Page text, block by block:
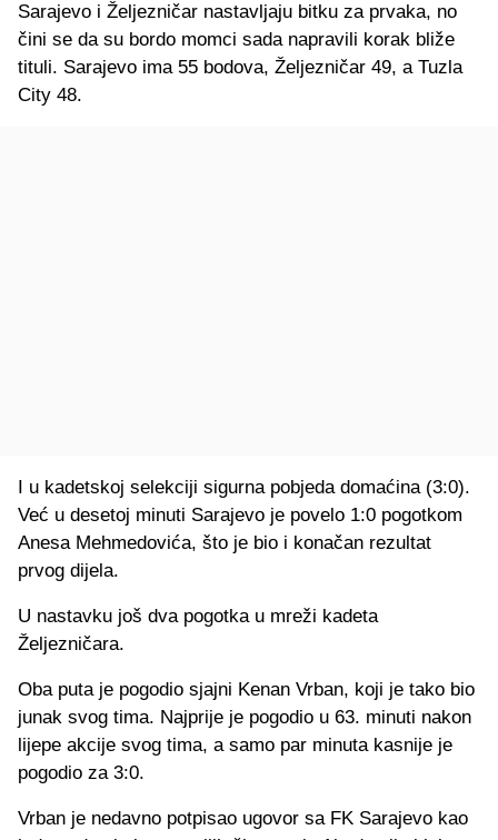
Sarajevo i Željezničar nastavljaju bitku za prvaka, no
čini se da su bordo momci sada napravili korak bliže
tituli. Sarajevo ima 55 bodova, Željezničar 49, a Tuzla
City 48.
I u kadetskoj selekciji sigurna pobjeda domaćina (3:0).
Već u desetoj minuti Sarajevo je povelo 1:0 pogotkom
Anesa Mehmedovića, što je bio i konačan rezultat
prvog dijela.
U nastavku još dva pogotka u mreži kadeta
Željezničara.
Oba puta je pogodio sjajni Kenan Vrban, koji je tako bio
junak svog tima. Najprije je pogodio u 63. minuti nakon
lijepe akcije svog tima, a samo par minuta kasnije je
pogodio za 3:0.
Vrban je nedavno potpisao ugovor sa FK Sarajevo kao